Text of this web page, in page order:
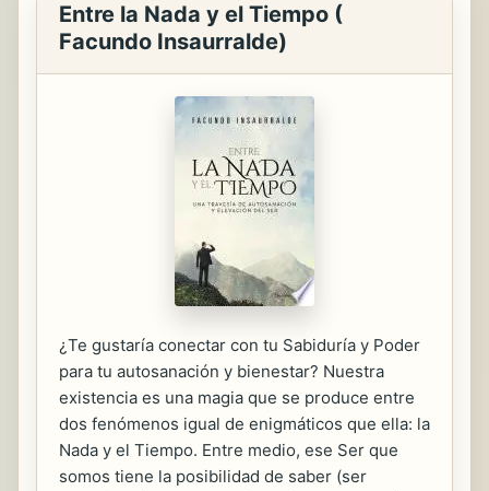
Entre la Nada y el Tiempo (
Facundo Insaurralde)
¿Te gustaría conectar con tu Sabiduría y Poder
para tu autosanación y bienestar? Nuestra
existencia es una magia que se produce entre
dos fenómenos igual de enigmáticos que ella: la
Nada y el Tiempo. Entre medio, ese Ser que
somos tiene la posibilidad de saber (ser